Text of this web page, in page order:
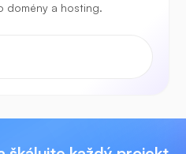
domény a hosting.